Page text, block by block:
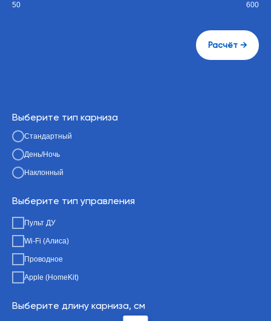
50 600
Расчёт →
Выберите тип карниза
Стандартный
День/Ночь
Наклонный
Выберите тип управления
Пульт ДУ
Wi-Fi (Алиса)
Проводное
Apple (HomeKit)
Выберите длину карниза, см